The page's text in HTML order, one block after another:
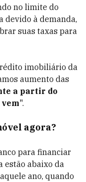
no limite do
devido à demanda,
suas taxas para
imobiliário da
aumento das
a partir do
".
agora?
para financiar
estão abaixo da
ano, quando